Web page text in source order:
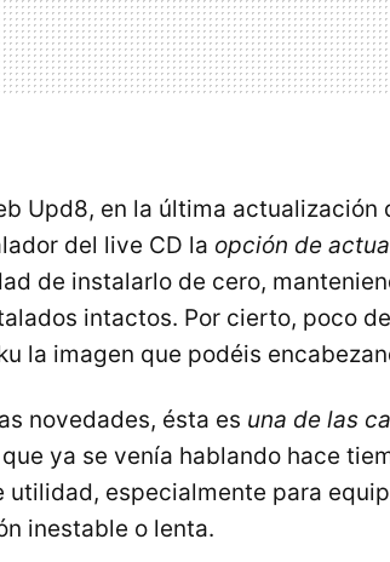
Upd8, en la última actualización
del live CD la opción de
de instalarlo de cero,
intactos. Por cierto, poco
la imagen que podéis
novedades, ésta es una de las
ya se venía hablando hace
especialmente para
inestable o lenta.